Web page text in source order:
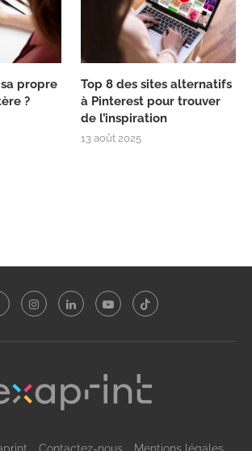
propre
?
Top 8 des sites alternatifs
à Pinterest pour trouver
de l’inspiration
13 août 2025